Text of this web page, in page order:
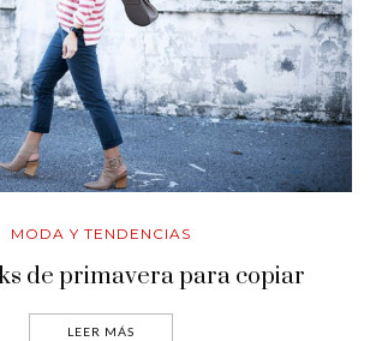
MODA Y TENDENCIAS
de primavera para copiar
LEER MÁS